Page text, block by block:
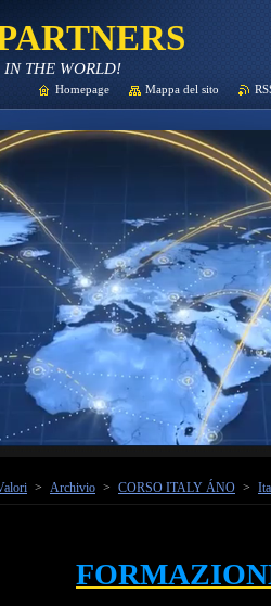
IN THE WORLD!
> Archivio > CORSO ITALY ÁNO >
Homepage Mappa del sito